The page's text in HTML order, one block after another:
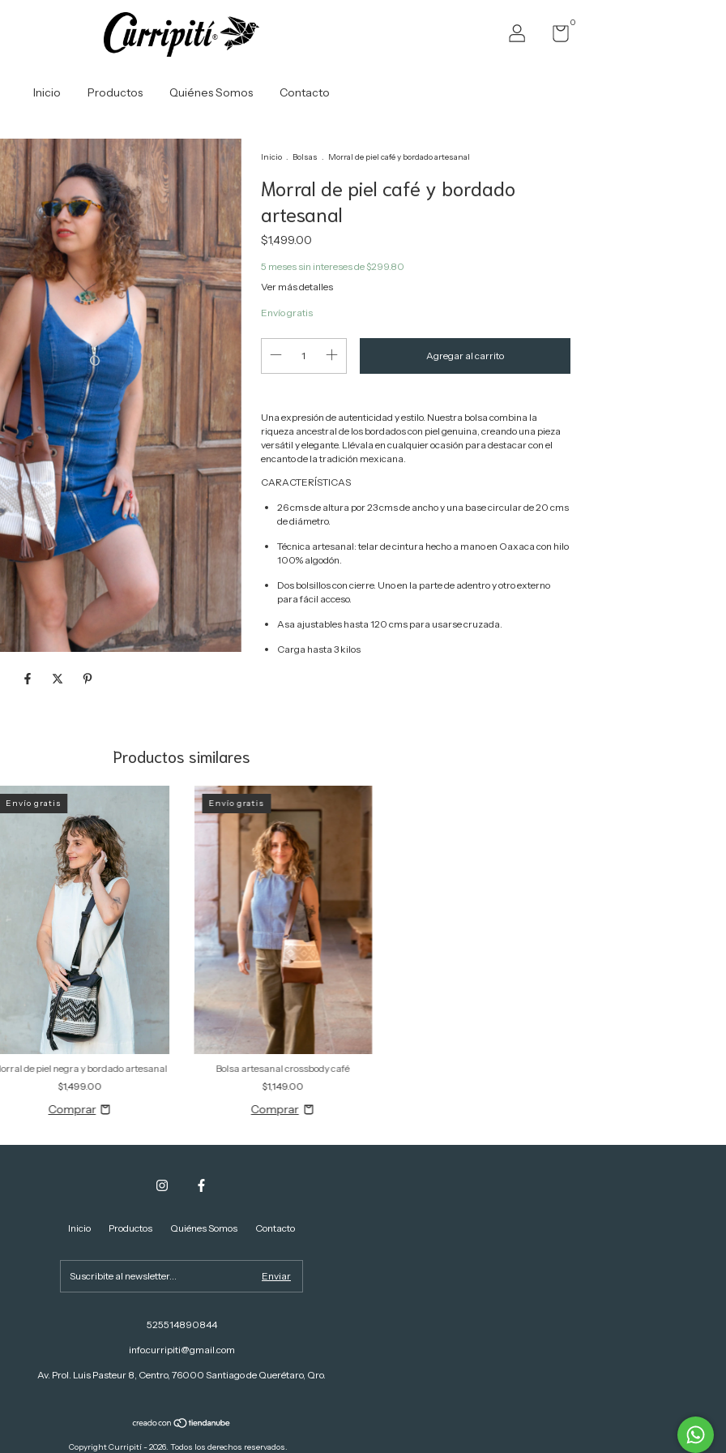
0
Inicio Productos Quiénes Somos Contacto
Inicio Bolsas Morral de piel café y bordado artesanal
Morral de piel café y bordado
artesanal
$1,499.00
5 meses sin intereses de $299.80
Ver más detalles
Envío gratis
Una expresión de autenticidad y estilo. Nuestra bolsa combina la
riqueza ancestral de los bordados con piel genuina, creando una pieza
versátil y elegante. Llévala en cualquier ocasión para destacar con el
encanto de la tradición mexicana.
CARACTERÍSTICAS
26 cms de altura por 23 cms de ancho y una base circular de 20 cms
de diámetro.
Técnica artesanal: telar de cintura hecho a mano en Oaxaca con hilo
100% algodón.
Dos bolsillos con cierre. Uno en la parte de adentro y otro externo
para fácil acceso.
Asa ajustables hasta 120 cms para usarse cruzada.
Carga hasta 3 kilos
Productos similares
Envío gratis
de piel negra y bordado artesanal
$1,499.00
Envío gratis
Bolsa artesanal crossbody café
$1,149.00
Inicio Productos Quiénes Somos Contacto
525514890844
info.curripiti@gmail.com
Av. Prol. Luis Pasteur 8, Centro, 76000 Santiago de Querétaro, Qro.
Copyright Curripití - 2026. Todos los derechos reservados.